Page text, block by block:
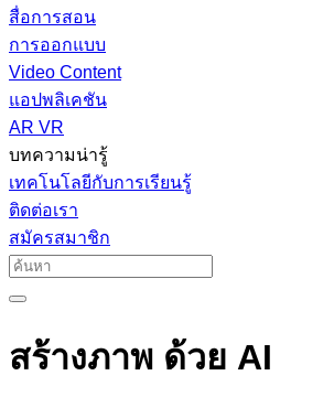
สื่อการสอน
การออกแบบ
Video Content
แอปพลิเคชัน
AR VR
บทความน่ารู้
เทคโนโลยีกับการเรียนรู้
ติดต่อเรา
สมัครสมาชิก
สร้างภาพ ด้วย AI